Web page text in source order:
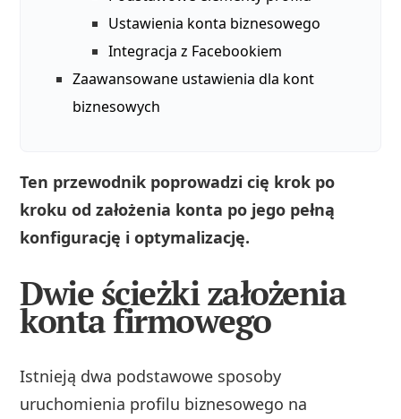
Ustawienia konta biznesowego
Integracja z Facebookiem
Zaawansowane ustawienia dla kont
biznesowych
Ten przewodnik poprowadzi cię krok po
kroku od założenia konta po jego pełną
konfigurację i optymalizację.
Dwie ścieżki założenia
konta firmowego
Istnieją dwa podstawowe sposoby
uruchomienia profilu biznesowego na